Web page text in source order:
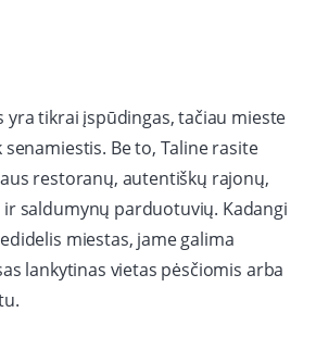
yra tikrai įspūdingas, tačiau mieste
Be to, Taline rasite
restoranų, autentiškų rajonų,
saldumynų parduotuvių. Kadangi
miestas, jame galima
lankytinas vietas pėsčiomis arba